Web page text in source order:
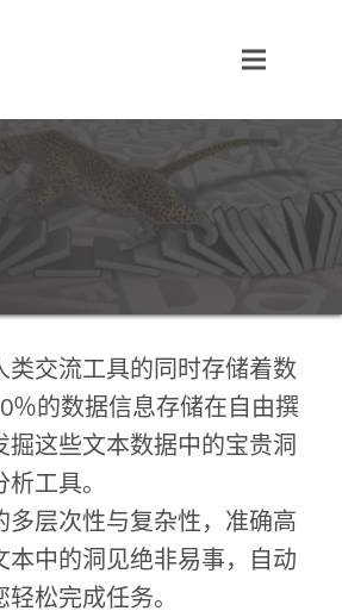
类交流工具的同时存储着数
％的数据信息存储在自由撰
掘这些文本数据中的宝贵洞
工具。
多层次性与复杂性，准确高
本中的洞见绝非易事，自动
松完成任务。